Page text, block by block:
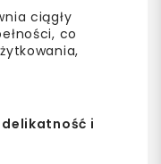
ciągły
co
delikatność i